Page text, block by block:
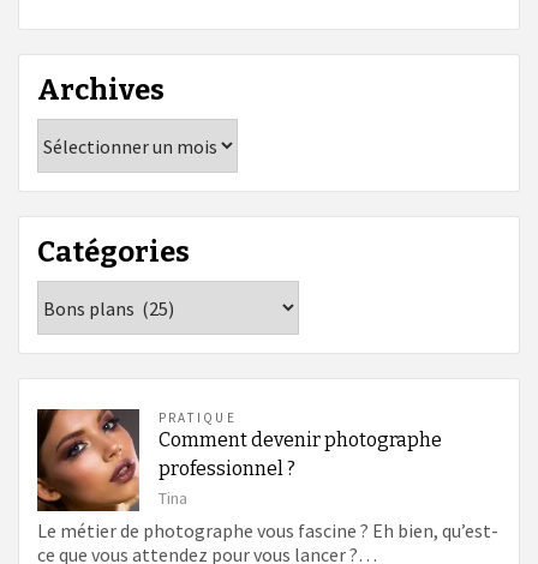
Archives
Catégories
PRATIQUE
Comment devenir photographe
professionnel ?
Tina
Le métier de photographe vous fascine ? Eh bien, qu’est-
ce que vous attendez pour vous lancer ?…